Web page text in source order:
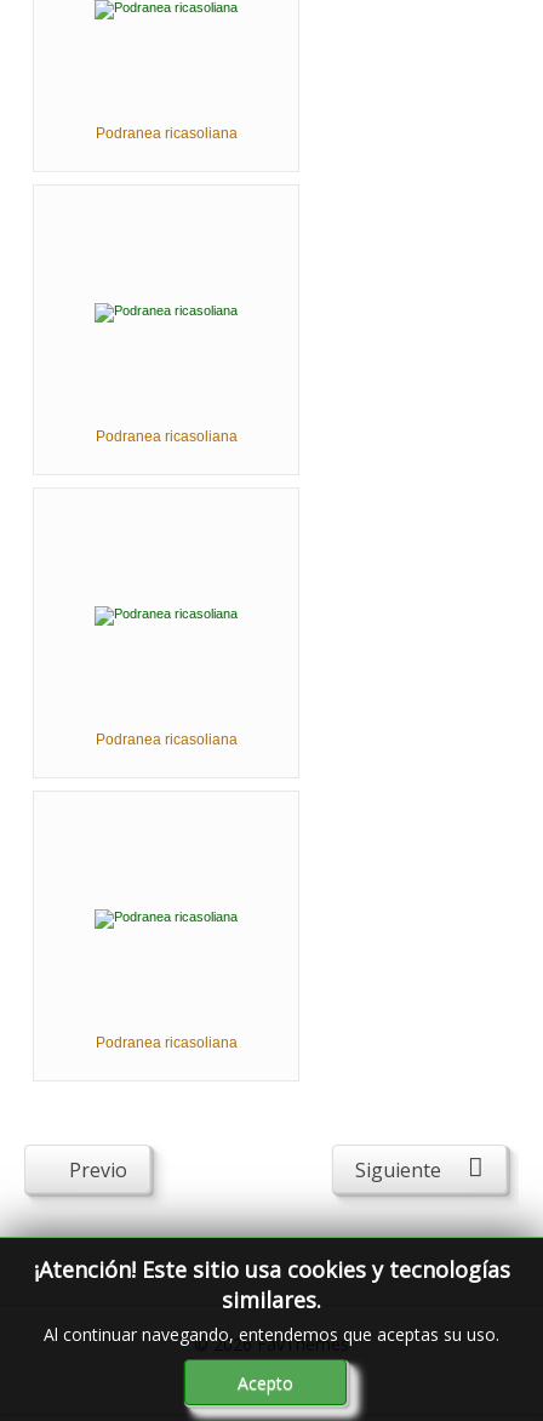
Podranea ricasoliana
Podranea ricasoliana
Podranea ricasoliana
Podranea ricasoliana
Previo Siguiente
© 2026FavThemes
¡Atención! Este sitio usa cookies y tecnologías
similares.
Al continuar navegando, entendemos que aceptas su uso.
Acepto